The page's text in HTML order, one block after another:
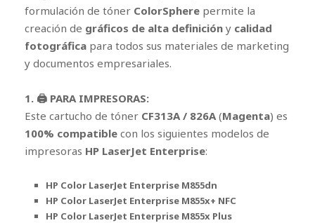
formulación de tóner ColorSphere permite la
creación de gráficos de alta definición y calidad
fotográfica para todos sus materiales de marketing
y documentos empresariales.
1. 🖨️ PARA IMPRESORAS:
Este cartucho de tóner CF313A / 826A (Magenta) es
100% compatible con los siguientes modelos de
impresoras HP LaserJet Enterprise:
HP Color LaserJet Enterprise M855dn
HP Color LaserJet Enterprise M855x+ NFC
HP Color LaserJet Enterprise M855x Plus